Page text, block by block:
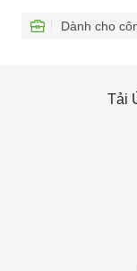
Dành cho
Tải